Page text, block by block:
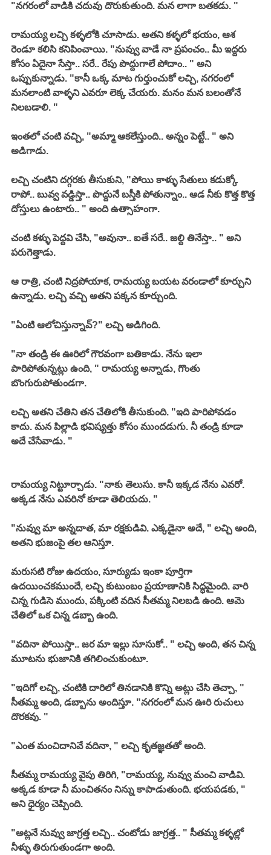
"నగరంలో వాడికి చదువు దొరుకుతుంది. మన లాగా బతకడు. "
రామయ్య లచ్చి కళ్ళలోకి చూసాడు. అతని కళ్ళలో భయం, ఆశ
రెండూ కలిసి కనిపించాయి. "నువ్వు వాడే నా ప్రపంచం.. మీ ఇద్దరు
కోసం ఏదైనా సేస్తా.. సరే.. రేపు పొద్దుగాలే పోదాం.. " అని
ఒప్పుకున్నాడు. "కానీ ఒక్క మాట గుర్తుంచుకో లచ్చి, నగరంలో
మనలాంటి వాళ్ళని ఎవరూ లెక్క చేయరు. మనం మన బలంతోనే
నిలబడాలి. "
ఇంతలో చంటి వచ్చి, "అమ్మా ఆకలేస్తుంది.. అన్నం పెట్టే.. " అని
అడిగాడు.
లచ్చి చంటిని దగ్గరకు తీసుకుని, "పోయి కాళ్ళు సేతులు కడుక్కో
రాపో.. బువ్వ వడ్డిస్తా.. పొద్దునే బస్తీకి పోతున్నాం.. ఆడ నీకు కొత్త కొత్త
దోస్తులు ఉంటారు.. " అంది ఉత్సాహంగా.
చంటి కళ్ళు పెద్దవి చేసి, "అవునా.. ఐతే సరే.. జల్ది తినేస్తా.. " అని
పరుగెత్తాడు.
ఆ రాత్రి, చంటి నిద్రపోయాక, రామయ్య బయట వరండాలో కూర్చుని
ఉన్నాడు. లచ్చి వచ్చి అతని పక్కన కూర్చుంది.
"ఏంటి ఆలోచిస్తున్నావ్?" లచ్చి అడిగింది.
"నా తండ్రి ఈ ఊరిలో గౌరవంగా బతికాడు. నేను ఇలా
పారిపోతున్నట్లు ఉంది, " రామయ్య అన్నాడు, గొంతు
బొంగురుపోతుండగా.
లచ్చి అతని చేతిని తన చేతిలోకి తీసుకుంది. "ఇది పారిపోవడం
కాదు. మన పిల్లాడి భవిష్యత్తు కోసం ముందడుగు. నీ తండ్రి కూడా
అదే చేసేవాడు. "
రామయ్య నిట్టూర్చాడు. "నాకు తెలుసు. కానీ ఇక్కడ నేను ఎవరో.
అక్కడ నేను ఎవరినో కూడా తెలియదు. "
"నువ్వు మా అన్నదాత, మా రక్షకుడివి. ఎక్కడైనా అదే, " లచ్చి అంది,
అతని భుజంపై తల ఆనిస్తూ.
మరుసటి రోజు ఉదయం, సూర్యుడు ఇంకా పూర్తిగా
ఉదయించకముందే, లచ్చి కుటుంబం ప్రయాణానికి సిద్ధమైంది. వారి
చిన్న గుడిసె ముందు, పక్కింటి వదిన సీతమ్మ నిలబడి ఉంది. ఆమె
చేతిలో ఒక చిన్న డబ్బా ఉంది.
"వదినా పోయిస్తా.. జర మా ఇల్లు సూసుకో.. " లచ్చి అంది, తన చిన్న
మూటను భుజానికి తగిలించుకుంటూ.
"ఇదిగో లచ్చి, చంటికి దారిలో తినడానికి కొన్ని అట్లు చేసి తెచ్చా, "
సీతమ్మ అంది, డబ్బాను అందిస్తూ. "నగరంలో మన ఊరి రుచులు
దొరకవు. "
"ఎంత మంచిదానివే వదినా, " లచ్చి కృతజ్ఞతతో అంది.
సీతమ్మ రామయ్య వైపు తిరిగి, "రామయ్య, నువ్వు మంచి వాడివి.
అక్కడ కూడా నీ మంచితనం నిన్ను కాపాడుతుంది. భయపడకు, "
అని ధైర్యం చెప్పింది.
"అట్లనే నువ్వు జాగ్రత్త లచ్చి.. చంటోడు జాగ్రత్త.. " సీతమ్మ కళ్ళల్లో
నీళ్ళు తిరుగుతుండగా అంది.